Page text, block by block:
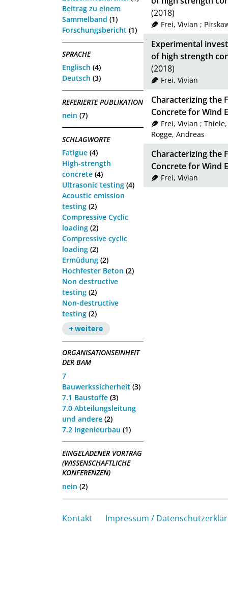
Beitrag zu einem
Sammelband (1)
Forschungsbericht (1)
SPRACHE
Englisch (4)
Deutsch (3)
REFERIERTE PUBLIKATION
nein (7)
SCHLAGWORTE
Fatigue (4)
High-strength
concrete (4)
Ultrasonic testing (4)
Acoustic emission
testing (2)
Compressive Cyclic
loading (2)
Compressive cyclic
loading (2)
Ermüdung (2)
Hochfester Beton (2)
Non destructive
testing (2)
Non-destructive
testing (2)
+ weitere
ORGANISATIONSEINHEIT
DER BAM
7
Bauwerkssicherheit (3)
7.1 Baustoffe (3)
7.0 Abteilungsleitung
und andere (2)
7.2 Ingenieurbau (1)
EINGELADENER VORTRAG
(WISSENSCHAFTLICHE
KONFERENZEN)
nein (2)
(2018)
Frei, Vivian ;
Experimental
of high strength
(2018)
Frei, Vivian
Characterizing the
Concrete for Wind
Frei, Vivian ;
Rogge, Andreas
Characterizing the
Concrete for Wind
Frei, Vivian
Kontakt Impressum /